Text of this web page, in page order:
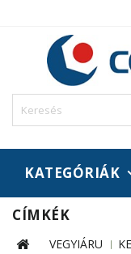
KATEGÓRIÁK
CÍMKÉK
VEGYIÁRU